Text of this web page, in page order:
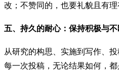
改；不赞同的，也要礼貌且有
五、持久的耐心：保持积极与
从研究的构思、实施到写作、
每一次投稿，无论结果如何，